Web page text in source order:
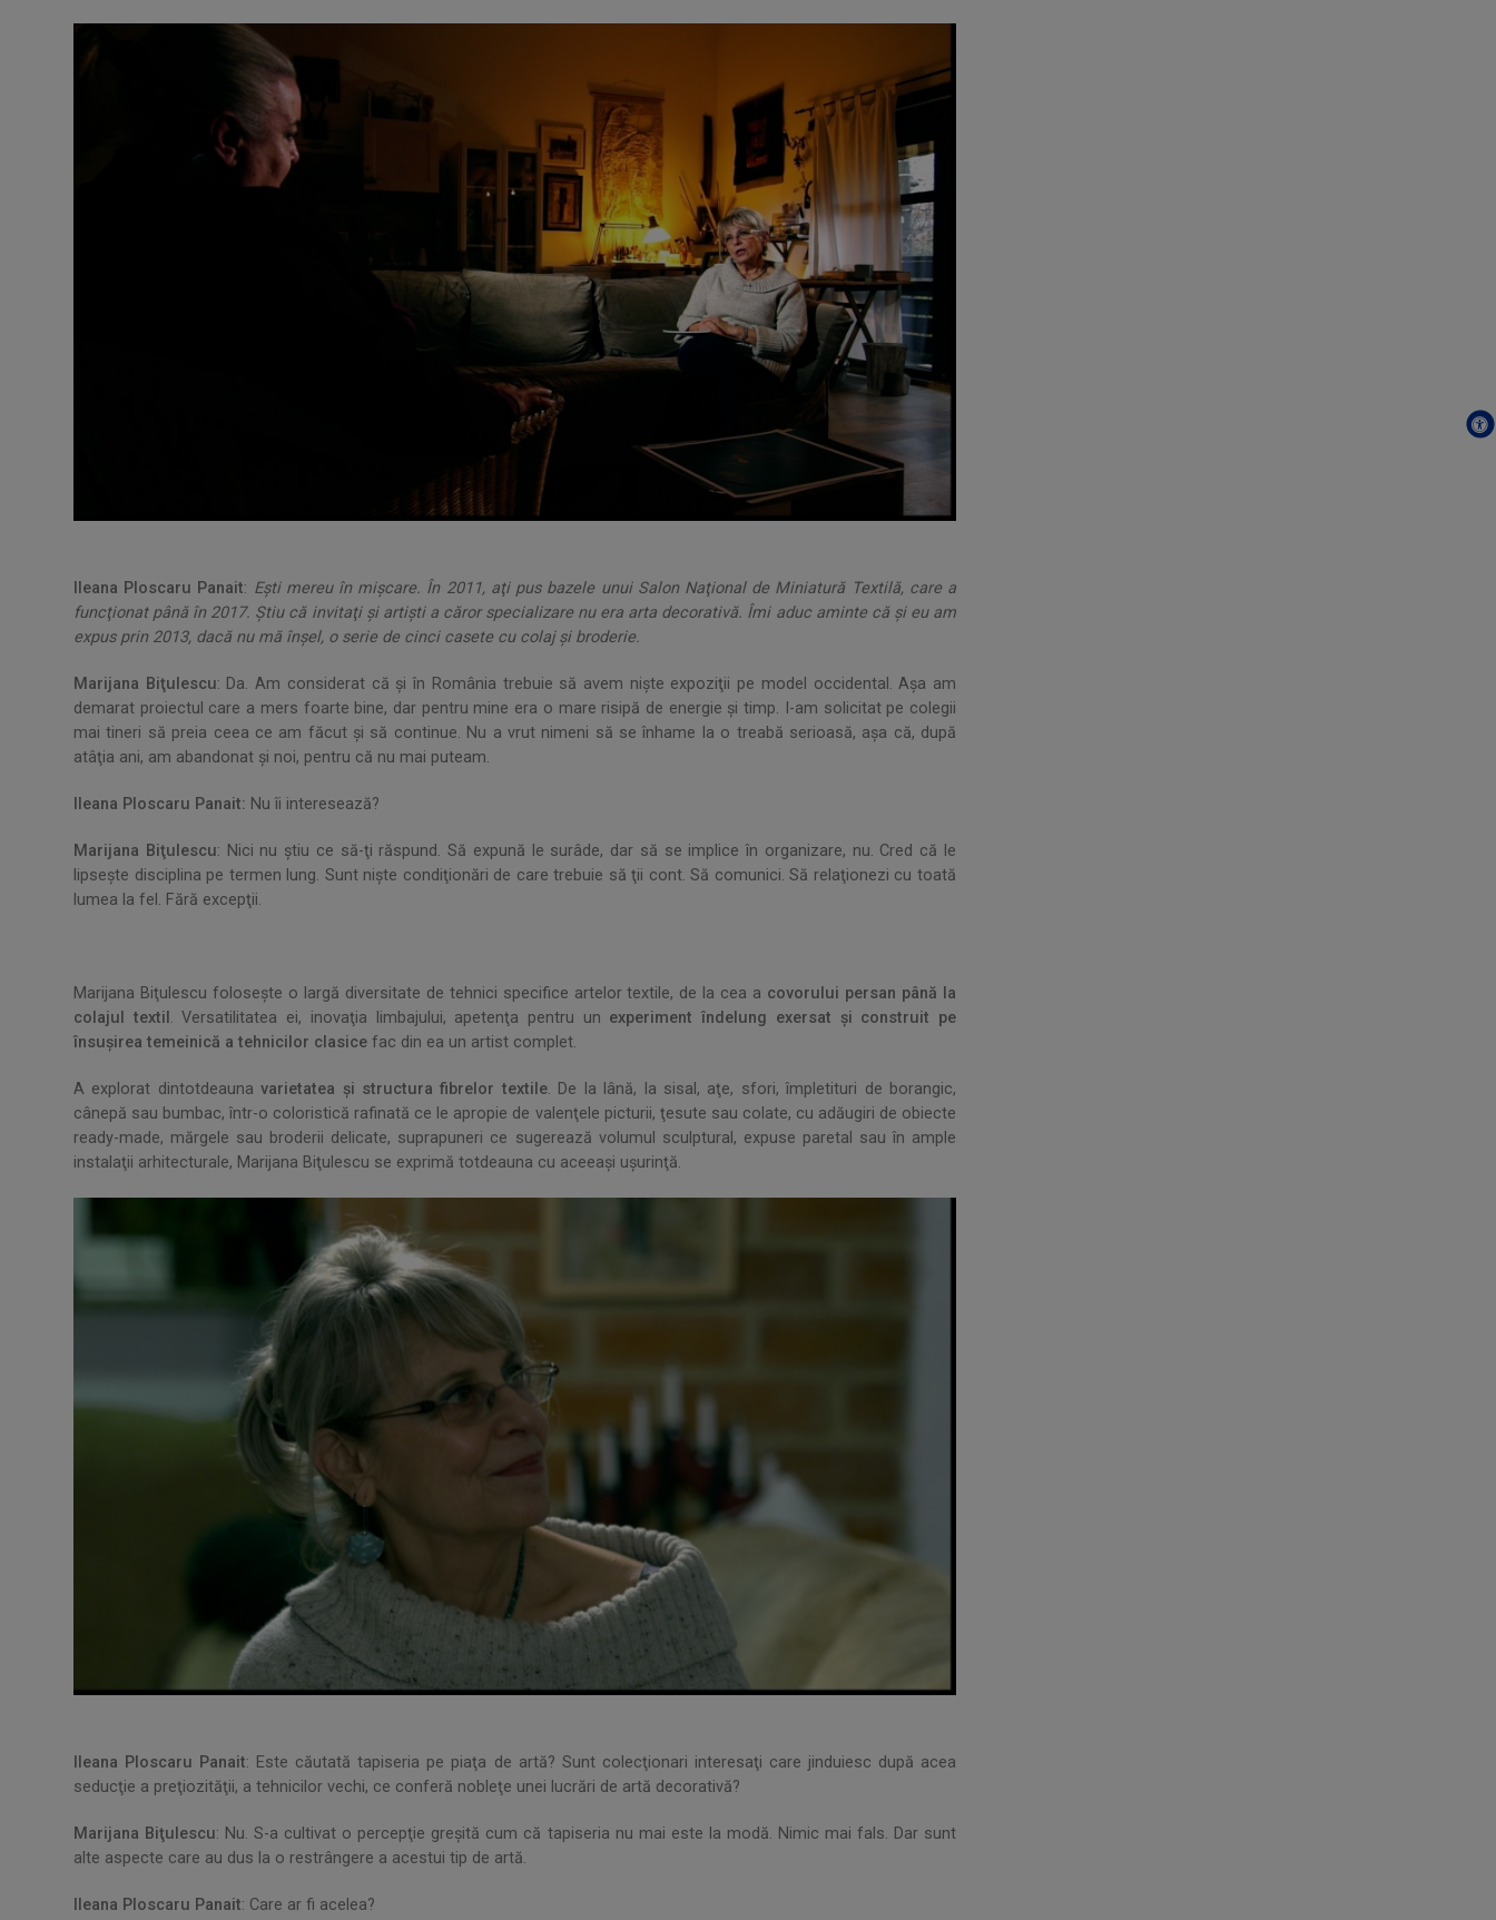
Ileana Ploscaru Panait: Eşti mereu în mişcare. În 2011, aţi pus bazele unui Salon Naţional de Miniatură Textilă, care a
funcţionat până în 2017. Ştiu că invitaţi şi artişti a căror specializare nu era arta decorativă. Îmi aduc aminte că şi eu am
expus prin 2013, dacă nu mă înşel, o serie de cinci casete cu colaj şi broderie.
Marijana Biţulescu: Da. Am considerat că şi în România trebuie să avem nişte expoziţii pe model occidental. Aşa am
demarat proiectul care a mers foarte bine, dar pentru mine era o mare risipă de energie şi timp. I-am solicitat pe colegii
mai tineri să preia ceea ce am făcut şi să continue. Nu a vrut nimeni să se înhame la o treabă serioasă, aşa că, după
atâţia ani, am abandonat şi noi, pentru că nu mai puteam.
Ileana Ploscaru Panait: Nu îi interesează?
Marijana Biţulescu: Nici nu ştiu ce să-ţi răspund. Să expună le surâde, dar să se implice în organizare, nu. Cred că le
lipseşte disciplina pe termen lung. Sunt nişte condiţionări de care trebuie să ţii cont. Să comunici. Să relaţionezi cu toată
lumea la fel. Fără excepţii.
Marijana Biţulescu foloseşte o largă diversitate de tehnici specifice artelor textile, de la cea a covorului persan până la
colajul textil . Versatilitatea ei, inovaţia limbajului, apetenţa pentru un experiment îndelung exersat şi construit pe
însuşirea temeinică a tehnicilor clasice fac din ea un artist complet.
A explorat dintotdeaunavarietatea și structura fibrelor textile. De la lână, la sisal, aţe, sfori, împletituri de borangic,
cânepă sau bumbac, într-o coloristică rafinată ce le apropie de valenţele picturii, ţesute sau colate, cu adăugiri de obiecte
ready-made, mărgele sau broderii delicate, suprapuneri ce sugerează volumul sculptural, expuse paretal sau în ample
instalaţii arhitecturale, Marijana Biţulescu se exprimă totdeauna cu aceeaşi uşurinţă.
Ileana Ploscaru Panait: Este căutată tapiseria pe piaţa de artă? Sunt colecţionari interesaţi care jinduiesc după acea
seducţie a preţiozităţii, a tehnicilor vechi, ce conferă nobleţe unei lucrări de artă decorativă?
Marijana Biţulescu: Nu. S-a cultivat o percepţie greşită cum că tapiseria nu mai este la modă. Nimic mai fals. Dar sunt
alte aspecte care au dus la o restrângere a acestui tip de artă.
Ileana Ploscaru Panait: Care ar fi acelea?